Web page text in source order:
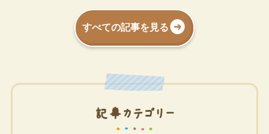
すべての記事を見る
記事カテゴリー